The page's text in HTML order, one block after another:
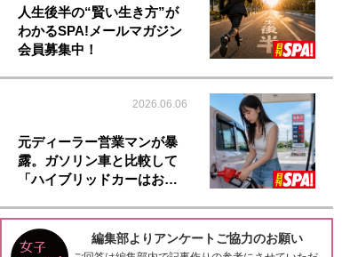
人生後半の“賢い生き方”が
わかるSPA!メールマガジン
会員募集中！
2026.06.06
元ディーラー営業マンが暴
露。ガソリン車と比較して
「ハイブリッドカーはお…